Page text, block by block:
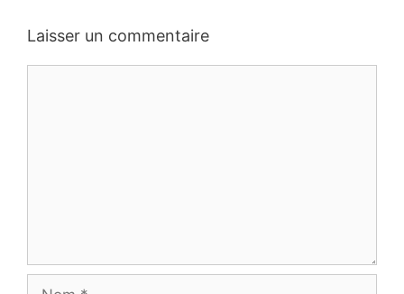
Laisser un commentaire
Nom